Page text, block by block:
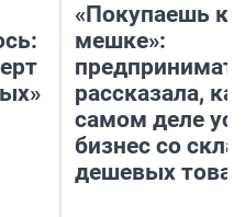
«Покупаешь
мешке»:
рассказала,
самом деле
бизнес со
дешевых